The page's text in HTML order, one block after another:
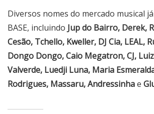
Diversos nomes do mercado musical
BASE, incluindo Jup do Bairro, Derek,
Cesão, Tchello, Kweller, DJ Cia, LEAL,
Dongo Dongo, Caio Megatron, CJ,
Valverde, Luedji Luna, Maria
Rodrigues, Massaru, Andressinhae